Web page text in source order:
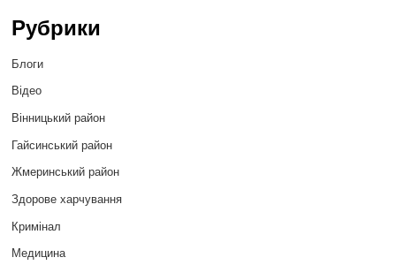
Рубрики
Блоги
Відео
Вінницький район
Гайсинський район
Жмеринський район
Здорове харчування
Кримінал
Медицина